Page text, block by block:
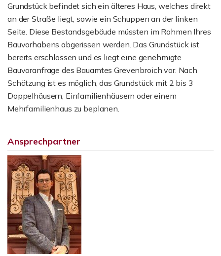
Grundstück befindet sich ein älteres Haus, welches direkt
an der Straße liegt, sowie ein Schuppen an der linken
Seite. Diese Bestandsgebäude müssten im Rahmen Ihres
Bauvorhabens abgerissen werden. Das Grundstück ist
bereits erschlossen und es liegt eine genehmigte
Bauvoranfrage des Bauamtes Grevenbroich vor. Nach
Schätzung ist es möglich, das Grundstück mit 2 bis 3
Doppelhäusern, Einfamilienhäusern oder einem
Mehrfamilienhaus zu beplanen.
Ansprechpartner